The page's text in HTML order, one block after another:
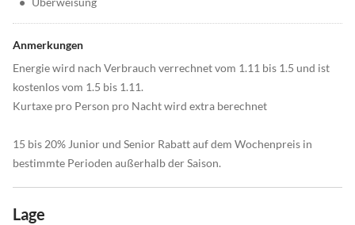
Anmerkungen
Energie wird nach Verbrauch verrechnet vom 1.11 bis 1.5 und ist
kostenlos vom 1.5 bis 1.11.
Kurtaxe pro Person pro Nacht wird extra berechnet
15 bis 20% Junior und Senior Rabatt auf dem Wochenpreis in
bestimmte Perioden außerhalb der Saison.
Lage